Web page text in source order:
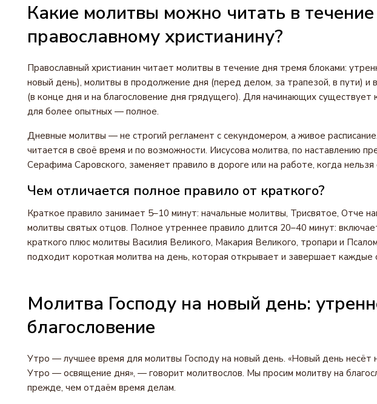
Какие молитвы можно читать в
православному христианину?
Православный христианин читает молитвы в течение дня тремя блоками:
новый день), молитвы в продолжение дня (перед делом, за трапезой, в пути) и
(в конце дня и на благословение дня грядущего). Для начинающих существует
для более опытных — полное.
Дневные молитвы — не строгий регламент с секундомером, а живое
читается в своё время и по возможности. Иисусова молитва, по наставлению
Серафима Саровского, заменяет правило в дороге или на работе, когда нельзя
Чем отличается полное правило от краткого?
Краткое правило занимает 5–10 минут: начальные молитвы, Трисвятое, Отче
молитвы святых отцов. Полное утреннее правило длится 20–40 минут:
краткого плюс молитвы Василия Великого, Макария Великого, тропари и
подходит короткая молитва на день, которая открывает и завершает каждые
Молитва Господу на новый день:
благословение
Утро — лучшее время для молитвы Господу на новый день. «Новый день несёт
Утро — освящение дня», — говорит молитвослов. Мы просим молитву на
прежде, чем отдаём время делам.